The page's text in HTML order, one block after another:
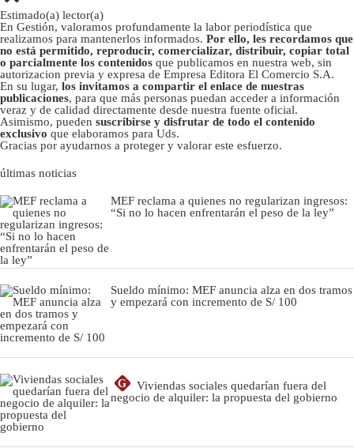
Estimado(a) lector(a)
En Gestión, valoramos profundamente la labor periodística que
realizamos para mantenerlos informados. Por ello, les recordamos que
no está permitido, reproducir, comercializar, distribuir, copiar total
o parcialmente los contenidos que publicamos en nuestra web, sin
autorizacion previa y expresa de Empresa Editora El Comercio S.A.
En su lugar, los invitamos a compartir el enlace de nuestras
publicaciones, para que más personas puedan acceder a información
veraz y de calidad directamente desde nuestra fuente oficial.
Asimismo, pueden suscribirse y disfrutar de todo el contenido
exclusivo que elaboramos para Uds.
Gracias por ayudarnos a proteger y valorar este esfuerzo.
últimas noticias
MEF reclama a quienes no regularizan ingresos:
“Si no lo hacen enfrentarán el peso de la ley”
Sueldo mínimo: MEF anuncia alza en dos tramos
y empezará con incremento de S/ 100
G
Viviendas sociales quedarían fuera del
negocio de alquiler: la propuesta del gobierno